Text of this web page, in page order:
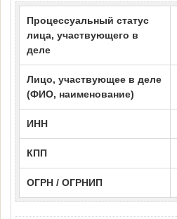
Процессуальный статус
лица, участвующего в
деле
Лицо, участвующее в деле
(ФИО, наименование)
ИНН
КПП
ОГРН / ОГРНИП